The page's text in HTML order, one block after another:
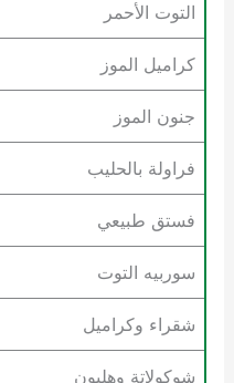
التوت الأحمر
كراميل الموز
جنون الموز
فراولة بالحليب
فستق طبيعي
سوربيه التوت
شقراء وكراميل
شوكولاتة وهليون